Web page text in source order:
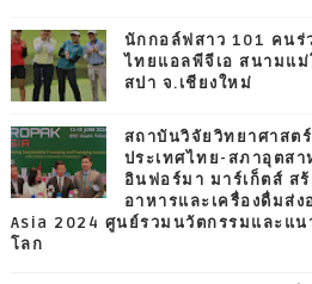
นักกอล์ฟสาว 101 คนร่
ไทยแอลพีจีเอ สนามแ
สปา จ.เชียงใหม่
สถาบันวิจัยวิทยาศาสต
ประเทศไทย-สภาอุตส
อินฟอร์มา มาร์เก็ตส์ ส
อาหารและเครื่องดื่มส่
Asia 2024 ศูนย์รวมนวัตกรรมและแ
โลก